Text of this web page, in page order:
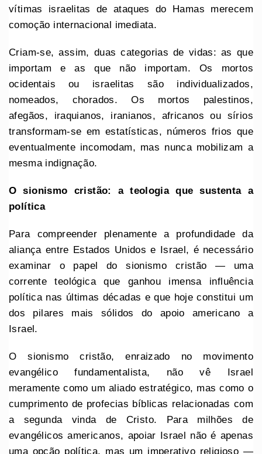
vítimas israelitas de ataques do Hamas merecem
comoção internacional imediata.
Criam-se, assim, duas categorias de vidas: as que
importam e as que não importam. Os mortos
ocidentais ou israelitas são individualizados,
nomeados, chorados. Os mortos palestinos,
afegãos, iraquianos, iranianos, africanos ou sírios
transformam-se em estatísticas, números frios que
eventualmente incomodam, mas nunca mobilizam a
mesma indignação.
O sionismo cristão: a teologia que sustenta a
política
Para compreender plenamente a profundidade da
aliança entre Estados Unidos e Israel, é necessário
examinar o papel do sionismo cristão — uma
corrente teológica que ganhou imensa influência
política nas últimas décadas e que hoje constitui um
dos pilares mais sólidos do apoio americano a
Israel.
O sionismo cristão, enraizado no movimento
evangélico fundamentalista, não vê Israel
meramente como um aliado estratégico, mas como o
cumprimento de profecias bíblicas relacionadas com
a segunda vinda de Cristo. Para milhões de
evangélicos americanos, apoiar Israel não é apenas
uma opção política, mas um imperativo religioso —